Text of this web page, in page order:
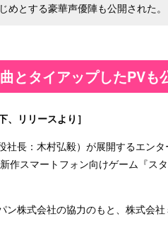
とする豪華声優陣も公開された。
とタイアップしたPVも
、リリースより］
長：木村弘毅）が展開するエン
作スマートフォン向けゲーム『ス
ン株式会社の協力のもと、株式会